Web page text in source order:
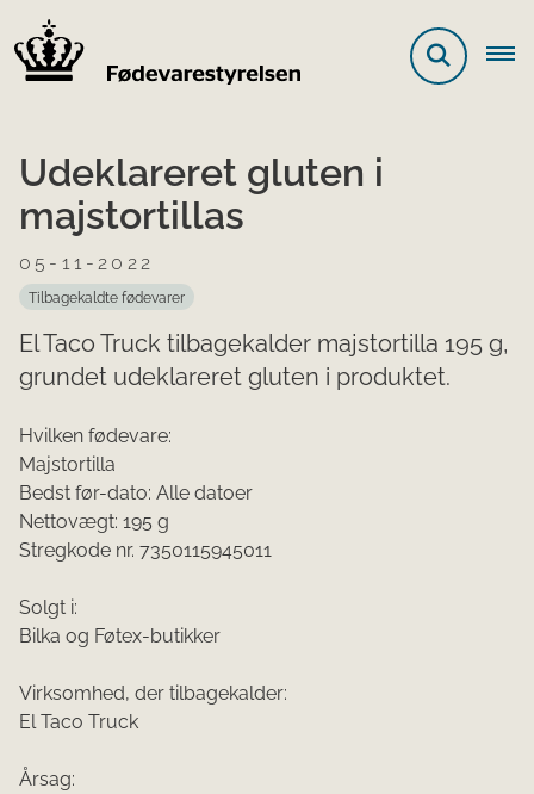
Udeklareret gluten i
majstortillas
05-11-2022
Tilbagekaldte fødevarer
El Taco Truck tilbagekalder majstortilla 195 g,
grundet udeklareret gluten i produktet.
​​​​​​​​Hvilken fødevare:
Majstortilla
Bedst før-dato: Alle datoer
Nettovægt: 195 g
Stregkode nr. 7350115945011
Solgt i:
Bilka og Føtex-butikker
Virksomhed, der tilbagekalder:
El Taco Truck
Årsag: